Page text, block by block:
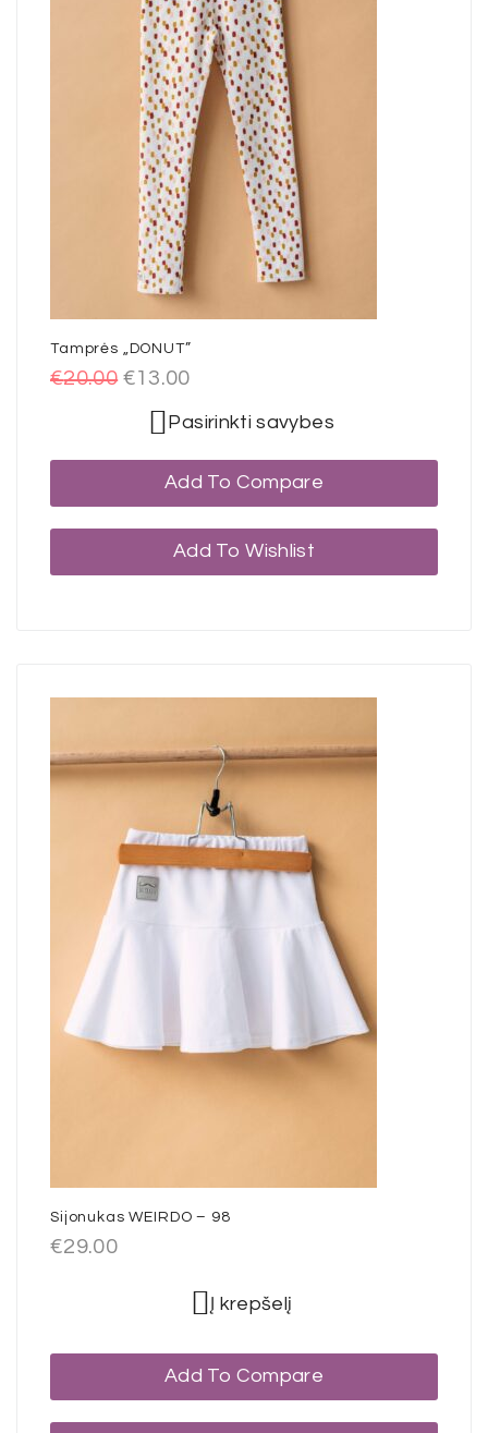
Tamprės „DONUT”
€20.00 €13.00
Pasirinkti savybes
Add To Compare
Add To Wishlist
Sijonukas WEIRDO – 98
€29.00
Į krepšelį
Add To Compare